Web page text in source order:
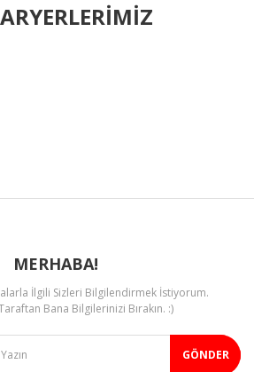
MERHABA!
İlgili Sizleri Bilgilendirmek İstiyorum.
Bana Bilgilerinizi Bırakın. :)
GÖNDER